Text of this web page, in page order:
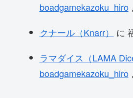
boadgamekazoku_hiro
クナール（Knarr）
に
ラマダイス（LAMA
boadgamekazoku_hiro